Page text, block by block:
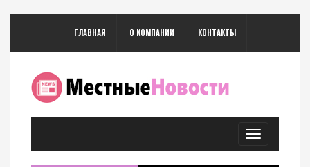
ГЛАВНАЯ О КОМПАНИИ КОНТАКТЫ
Toggle
navigation